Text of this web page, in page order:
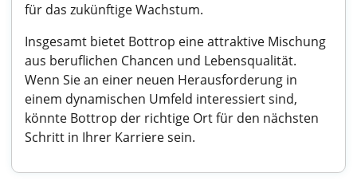
für das zukünftige Wachstum.
Insgesamt bietet Bottrop eine attraktive Mischung
aus beruflichen Chancen und Lebensqualität.
Wenn Sie an einer neuen Herausforderung in
einem dynamischen Umfeld interessiert sind,
könnte Bottrop der richtige Ort für den nächsten
Schritt in Ihrer Karriere sein.